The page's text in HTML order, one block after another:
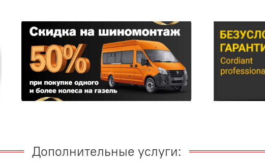
Дополнительные услуги: